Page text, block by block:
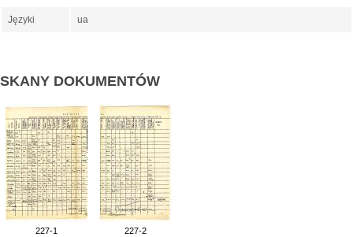
Języki ua
SKANY DOKUMENTÓW
227-1
227-2